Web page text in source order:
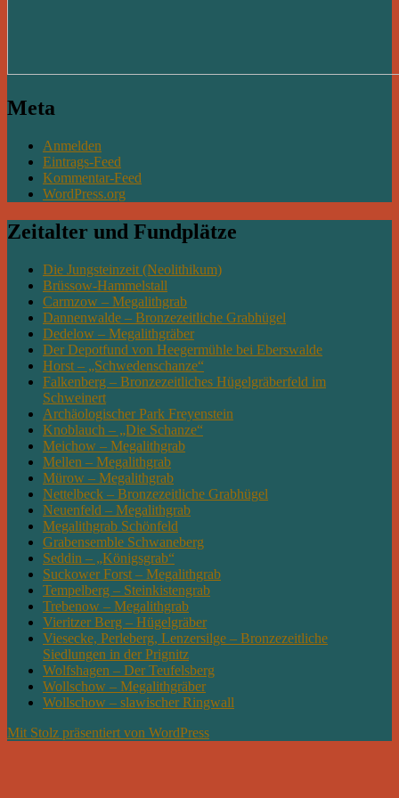
Meta
Anmelden
Eintrags-Feed
Kommentar-Feed
WordPress.org
Zeitalter und Fundplätze
Die Jungsteinzeit (Neolithikum)
Brüssow-Hammelstall
Carmzow – Megalithgrab
Dannenwalde – Bronzezeitliche Grabhügel
Dedelow – Megalithgräber
Der Depotfund von Heegermühle bei Eberswalde
Horst – „Schwedenschanze“
Falkenberg – Bronzezeitliches Hügelgräberfeld im
Schweinert
Archäologischer Park Freyenstein
Knoblauch – „Die Schanze“
Meichow – Megalithgrab
Mellen – Megalithgrab
Mürow – Megalithgrab
Nettelbeck – Bronzezeitliche Grabhügel
Neuenfeld – Megalithgrab
Megalithgrab Schönfeld
Grabensemble Schwaneberg
Seddin – „Königsgrab“
Suckower Forst – Megalithgrab
Tempelberg – Steinkistengrab
Trebenow – Megalithgrab
Vieritzer Berg – Hügelgräber
Viesecke, Perleberg, Lenzersilge – Bronzezeitliche
Siedlungen in der Prignitz
Wolfshagen – Der Teufelsberg
Wollschow – Megalithgräber
Wollschow – slawischer Ringwall
Mit Stolz präsentiert von WordPress